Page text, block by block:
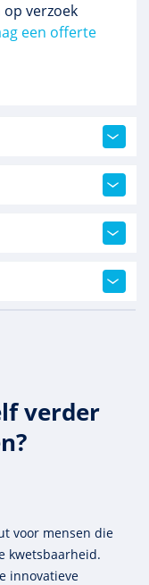
op verzoek
een offerte
verder
voor mensen die
kwets­baar­heid.
innova­tieve